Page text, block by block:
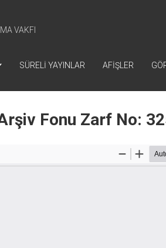
VAKFI
SÜRELİ YAYINLAR AFİŞLER
Fonu Zarf No: